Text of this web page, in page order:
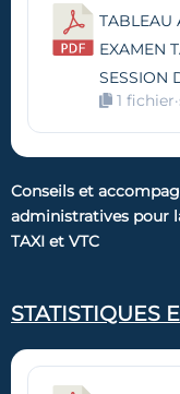
TABLEAU
EXAMEN
SESSION
1
Conseils et
administratives pour
TAXI et VTC
STATISTIQUES